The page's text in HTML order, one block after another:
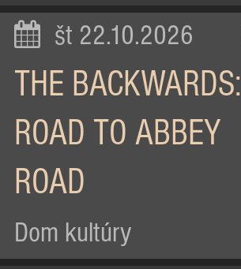
št 22.10.2026
THE BACKWARDS:
ROAD TO ABBEY
ROAD
Dom kultúry